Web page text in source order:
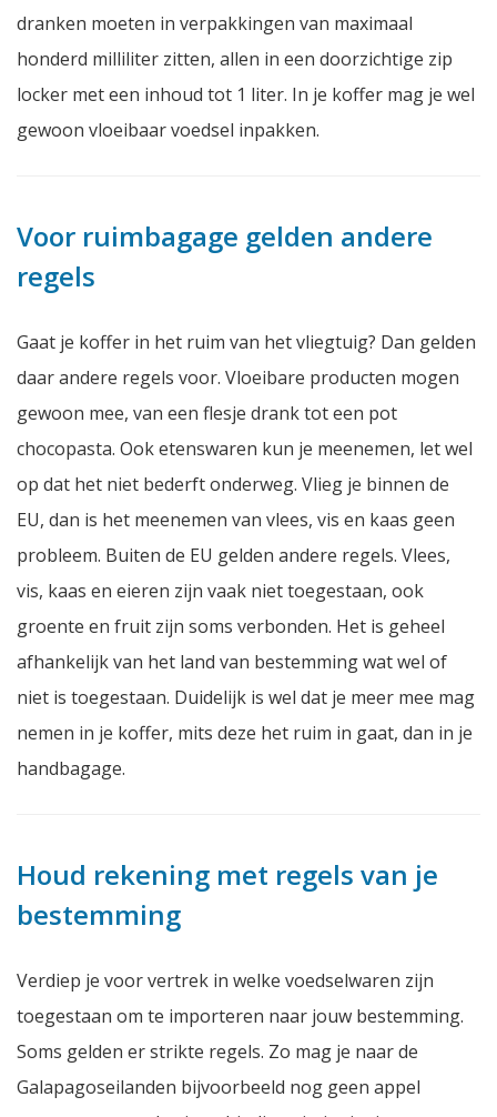
dranken moeten in verpakkingen van maximaal
honderd milliliter zitten, allen in een doorzichtige zip
locker met een inhoud tot 1 liter. In je koffer mag je wel
gewoon vloeibaar voedsel inpakken.
Voor ruimbagage gelden andere
regels
Gaat je koffer in het ruim van het vliegtuig? Dan gelden
daar andere regels voor. Vloeibare producten mogen
gewoon mee, van een flesje drank tot een pot
chocopasta. Ook etenswaren kun je meenemen, let wel
op dat het niet bederft onderweg. Vlieg je binnen de
EU, dan is het meenemen van vlees, vis en kaas geen
probleem. Buiten de EU gelden andere regels. Vlees,
vis, kaas en eieren zijn vaak niet toegestaan, ook
groente en fruit zijn soms verbonden. Het is geheel
afhankelijk van het land van bestemming wat wel of
niet is toegestaan. Duidelijk is wel dat je meer mee mag
nemen in je koffer, mits deze het ruim in gaat, dan in je
handbagage.
Houd rekening met regels van je
bestemming
Verdiep je voor vertrek in welke voedselwaren zijn
toegestaan om te importeren naar jouw bestemming.
Soms gelden er strikte regels. Zo mag je naar de
Galapagoseilanden bijvoorbeeld nog geen appel